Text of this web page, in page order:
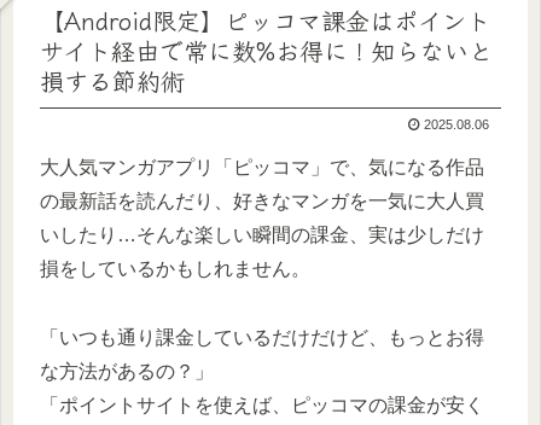
【Android限定】ピッコマ課金はポイント
サイト経由で常に数%お得に！知らないと
損する節約術
2025.08.06
大人気マンガアプリ「ピッコマ」で、気になる作品
の最新話を読んだり、好きなマンガを一気に大人買
いしたり…そんな楽しい瞬間の課金、実は少しだけ
損をしているかもしれません。
「いつも通り課金しているだけだけど、もっとお得
な方法があるの？」
「ポイントサイトを使えば、ピッコマの課金が安く